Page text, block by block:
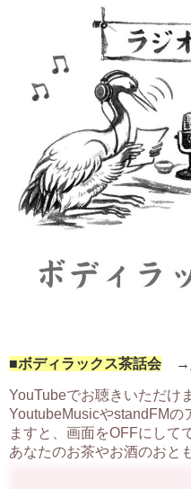
■ボディラックス茶話会 →
YouTubeでお聴きいただけ
YoutubeMusicやstandFMの
ますと、画面をOFFにして
あなたのお茶やお酒のおと